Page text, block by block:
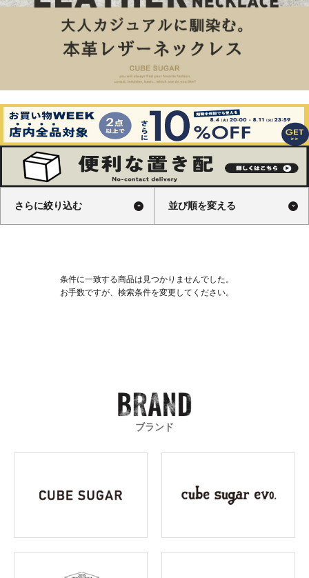
さらに絞り込む 並び順を変える
条件に一致する商品は見つかりませんでした。
お手数ですが、検索条件を変更してください。
ブランド